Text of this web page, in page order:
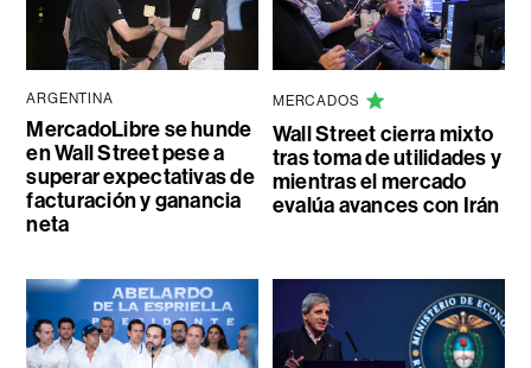
ARGENTINA
MercadoLibre se hunde
en Wall Street pese a
superar expectativas de
facturación y ganancia
neta
MERCADOS
Wall Street cierra mixto
tras toma de utilidades y
mientras el mercado
evalúa avances con Irán